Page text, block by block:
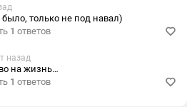
только не под навал)
1 ответов
назад
на жизнь…
1 ответов